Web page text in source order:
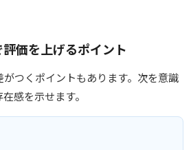
価を上げるポイント
つくポイントもあります。次を意識
感を示せます。